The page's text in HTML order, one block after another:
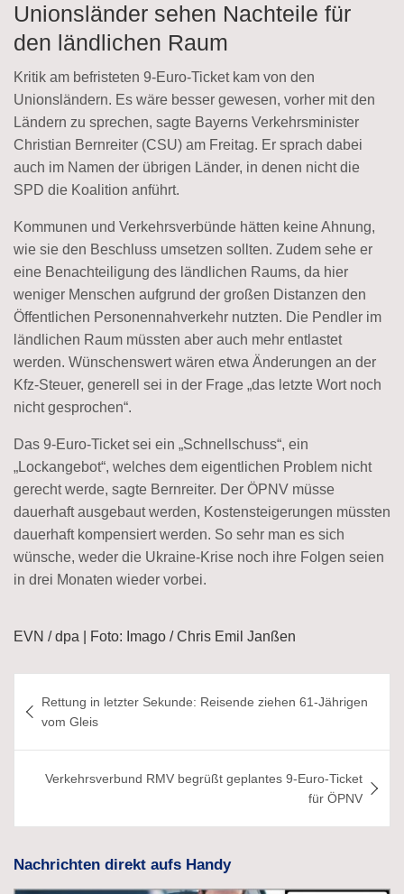
Unionsländer sehen Nachteile für
den ländlichen Raum
Kritik am befristeten 9-Euro-Ticket kam von den
Unionsländern. Es wäre besser gewesen, vorher mit den
Ländern zu sprechen, sagte Bayerns Verkehrsminister
Christian Bernreiter (CSU) am Freitag. Er sprach dabei
auch im Namen der übrigen Länder, in denen nicht die
SPD die Koalition anführt.
Kommunen und Verkehrsverbünde hätten keine Ahnung,
wie sie den Beschluss umsetzen sollten. Zudem sehe er
eine Benachteiligung des ländlichen Raums, da hier
weniger Menschen aufgrund der großen Distanzen den
Öffentlichen Personennahverkehr nutzten. Die Pendler im
ländlichen Raum müssten aber auch mehr entlastet
werden. Wünschenswert wären etwa Änderungen an der
Kfz-Steuer, generell sei in der Frage „das letzte Wort noch
nicht gesprochen“.
Das 9-Euro-Ticket sei ein „Schnellschuss“, ein
„Lockangebot“, welches dem eigentlichen Problem nicht
gerecht werde, sagte Bernreiter. Der ÖPNV müsse
dauerhaft ausgebaut werden, Kostensteigerungen müssten
dauerhaft kompensiert werden. So sehr man es sich
wünsche, weder die Ukraine-Krise noch ihre Folgen seien
in drei Monaten wieder vorbei.
EVN / dpa | Foto: Imago / Chris Emil Janßen
Rettung in letzter Sekunde: Reisende ziehen 61-Jährigen
vom Gleis
Verkehrsverbund RMV begrüßt geplantes 9-Euro-Ticket
für ÖPNV
Nachrichten direkt aufs Handy